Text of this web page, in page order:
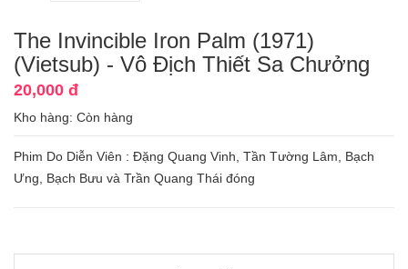
The Invincible Iron Palm (1971)
(Vietsub) - Vô Địch Thiết Sa Chưởng
20,000 đ
Kho hàng: Còn hàng
Phim Do Diễn Viên : Đặng Quang Vinh, Tần Tường Lâm, Bạch
Ưng, Bạch Bưu và Trần Quang Thái đóng